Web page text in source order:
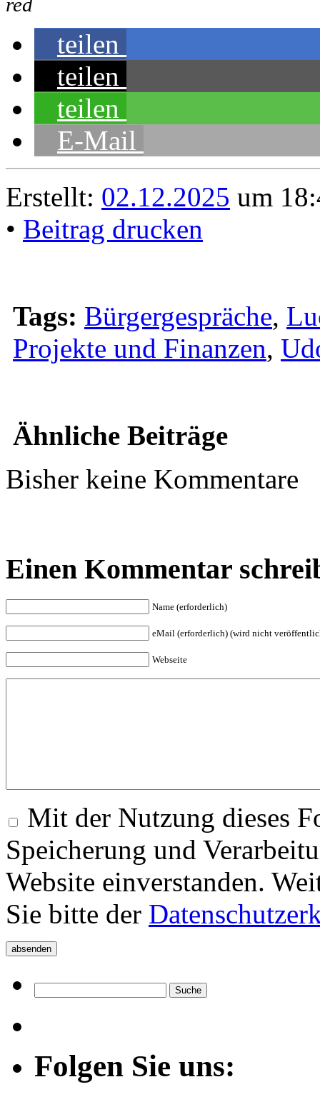
teilen
teilen
teilen
E-Mail
Erstellt: 02.12.2025 um
• Beitrag drucken
Tags: Bürgergespräche,
Projekte und Finanzen,
Ähnliche Beiträge
Bisher keine Kommentare
Einen Kommentar
Name (erforderlich)
eMail (erforderlich) (wird nicht
Webseite
Mit der Nutzung dieses
Speicherung und
Website einverstanden.
Sie bitte der
Folgen Sie uns: